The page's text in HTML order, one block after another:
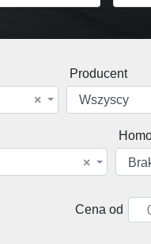
×
Producent
Wszyscy
×
Cena od